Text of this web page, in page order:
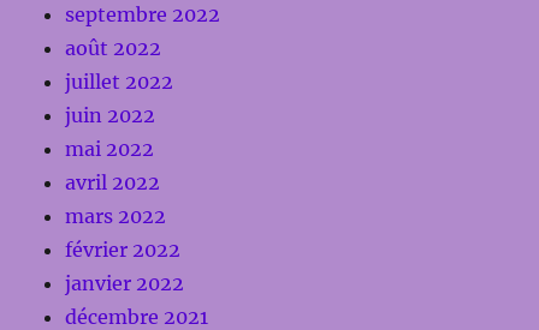
septembre 2022
août 2022
juillet 2022
juin 2022
mai 2022
avril 2022
mars 2022
février 2022
janvier 2022
décembre 2021